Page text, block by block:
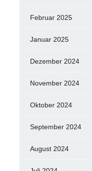
Februar 2025
Januar 2025
Dezember 2024
November 2024
Oktober 2024
September 2024
August 2024